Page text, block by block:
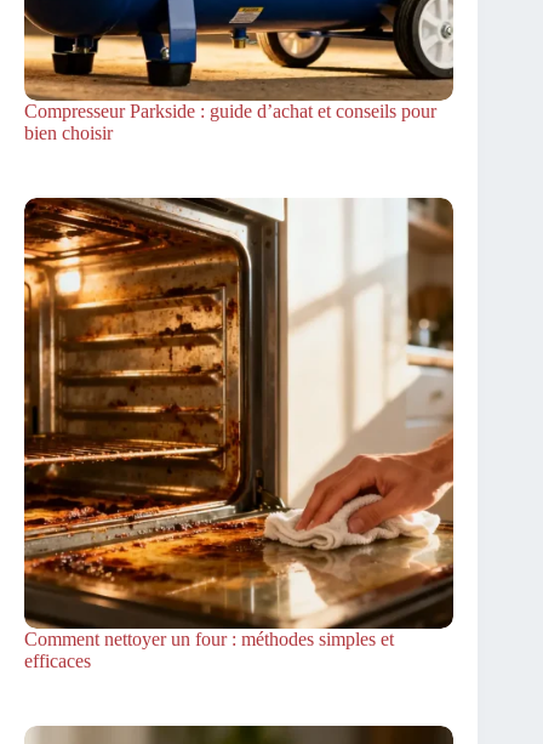
Compresseur Parkside : guide d’achat et conseils pour
bien choisir
Comment nettoyer un four : méthodes simples et
efficaces